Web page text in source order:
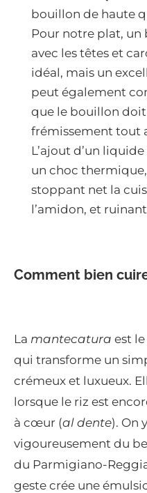
bouillon de haute
Pour notre plat,
avec les têtes et
idéal, mais un
peut également
que le bouillon
frémissement tout
L’ajout d’un
un choc
stoppant net la
l’amidon, et
Comment bien
La mantecatura est
qui transforme un
crémeux et luxueux.
lorsque le riz est
à cœur (al dente). On
vigoureusement du
du Parmigiano-
geste crée une